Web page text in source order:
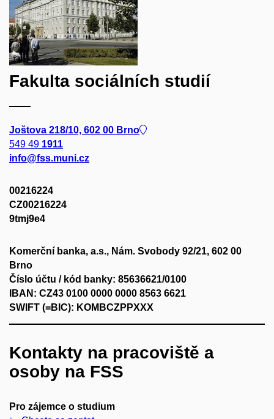
Fakulta sociálních studií
Joštova 218/10, 602 00 Brno
549 49 1911
info@fss.muni.cz
00216224
CZ00216224
9tmj9e4
Komerční banka, a.s., Nám. Svobody 92/21, 602 00
Brno
Číslo účtu / kód banky: 85636621/0100
IBAN: CZ43 0100 0000 0000 8563 6621
SWIFT (=BIC): KOMBCZPPXXX
Kontakty na pracoviště a
osoby na FSS
Pro zájemce o studium